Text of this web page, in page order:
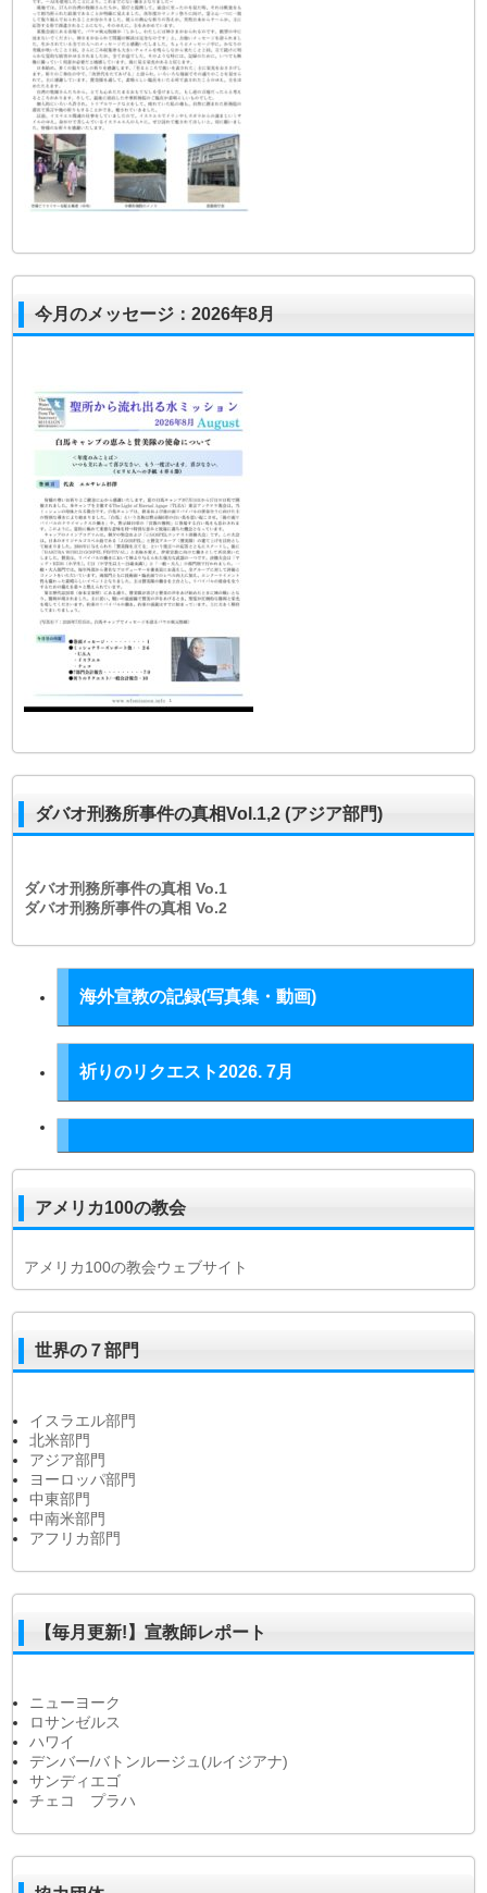
今月のメッセージ：2026年8月
ダバオ刑務所事件の真相Vol.1,2 (アジア部門)
ダバオ刑務所事件の真相Vo.1
ダバオ刑務所事件の真相Vo.2
海外宣教の記録(写真集・動画)
祈りのリクエスト2026. 7月
アメリカ100の教会
アメリカ100の教会ウェブサイト
世界の７部門
イスラエル部門
北米部門
アジア部門
ヨーロッパ部門
中東部門
中南米部門
アフリカ部門
【毎月更新!】宣教師レポート
ニューヨーク
ロサンゼルス
ハワイ
デンバー/バトンルージュ(ルイジアナ)
サンディエゴ
チェコ プラハ